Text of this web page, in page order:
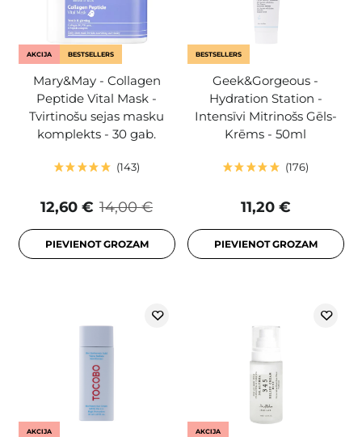
AKCIJA BESTSELLERS
Mary&May - Collagen
Peptide Vital Mask -
Tvirtinošu sejas masku
komplekts - 30 gab.
143
14,00 €
12,60 €
PIEVIENOT GROZAM
BESTSELLERS
Geek&Gorgeous -
Hydration Station -
Intensīvi Mitrinošs Gēls-
Krēms - 50ml
176
11,20 €
PIEVIENOT GROZAM
AKCIJA AKCIJA